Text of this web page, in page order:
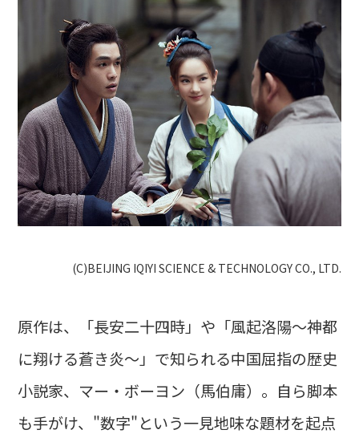
(C)BEIJING IQIYI SCIENCE & TECHNOLOGY CO., LTD.
原作は、「長安二十四時」や「風起洛陽～神都
に翔ける蒼き炎～」で知られる中国屈指の歴史
小説家、マー・ボーヨン（馬伯庸）。自ら脚本
も手がけ、"数字"という一見地味な題材を起点